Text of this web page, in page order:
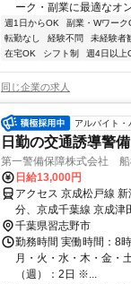
ーク・副業に最適なオ
週1日からOK 副業・Wワーク
転勤なし
経験不問 未経験者
在宅OK
シフト制 週4日以上
同じ企業の求人
アルバイト・
日勤の交通誘導警
第一警備保障株式会社 船
日給13,000円
アクセス 京成松戸線
分、京成千葉線 京成津
千葉県習志野市
勤務時間 実働時間：8
月・火・水・木・金・
（週）：2日 ※...